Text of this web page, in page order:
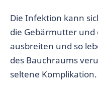
Die Infektion kann
die Gebärmutter
ausbreiten und so
des Bauchraums
seltene Komplikation.